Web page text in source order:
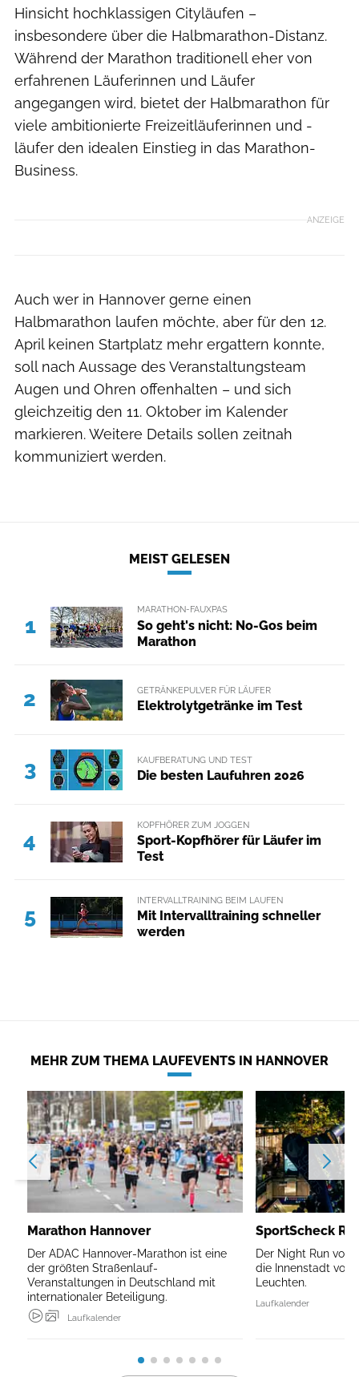
Hinsicht hochklassigen Cityläufen –
insbesondere über die Halbmarathon-Distanz.
Während der Marathon traditionell eher von
erfahrenen Läuferinnen und Läufer
angegangen wird, bietet der Halbmarathon für
viele ambitionierte Freizeitläuferinnen und -
läufer den idealen Einstieg in das Marathon-
Business.
ANZEIGE
Auch wer in Hannover gerne einen
Halbmarathon laufen möchte, aber für den 12.
April keinen Startplatz mehr ergattern konnte,
soll nach Aussage des Veranstaltungsteam
Augen und Ohren offenhalten – und sich
gleichzeitig den 11. Oktober im Kalender
markieren. Weitere Details sollen zeitnah
kommuniziert werden.
MEIST GELESEN
1
MARATHON-FAUXPAS
So geht's nicht: No-Gos beim
Marathon
2 GETRÄNKEPULVER FÜR LÄUFER
Elektrolytgetränke im Test
3 KAUFBERATUNG UND TEST
Die besten Laufuhren 2026
4
KOPFHÖRER ZUM JOGGEN
Sport-Kopfhörer für Läufer im
Test
5
INTERVALLTRAINING BEIM LAUFEN
Mit Intervalltraining schneller
werden
MEHR ZUM THEMA LAUFEVENTS IN HANNOVER
Marathon Hannover
Der ADAC Hannover-Marathon ist eine
der größten Straßenlauf-
Veranstaltungen in Deutschland mit
internationaler Beteiligung.
Laufkalender
SportScheck
Der Night Run von
die Innenstadt von
Leuchten.
Laufkalender